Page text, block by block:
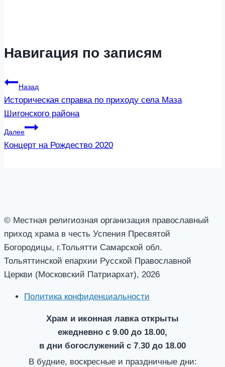
Навигация по записям
Назад
Историческая справка по приходу села Маза
Шигонского района
Далее
Концерт на Рождество 2020
© Местная религиозная организация православный
приход храма в честь Успения Пресвятой
Богородицы, г.Тольятти Самарской обл.
Тольяттинской епархии Русской Православной
Церкви (Московский Патриархат), 2026
Политика конфиденциальности
Храм и иконная лавка открыты
ежедневно с 9.00 до 18.00,
в дни богослужений с 7.30 до 18.00
В будние, воскресные и праздничные дни: